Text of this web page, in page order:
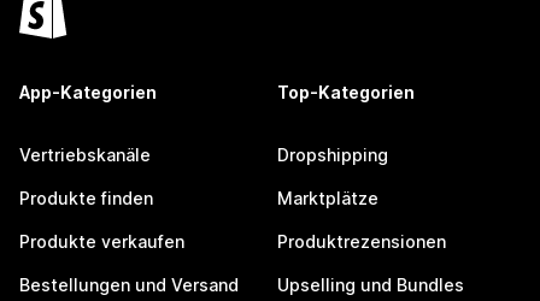
App-Kategorien
Vertriebskanäle
Produkte finden
Produkte verkaufen
Bestellungen und Versand
Top-Kategorien
Dropshipping
Marktplätze
Produktrezensionen
Upselling und Bundles